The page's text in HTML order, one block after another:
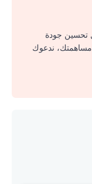
تحسين جودة
مساهمتك، ندعوك